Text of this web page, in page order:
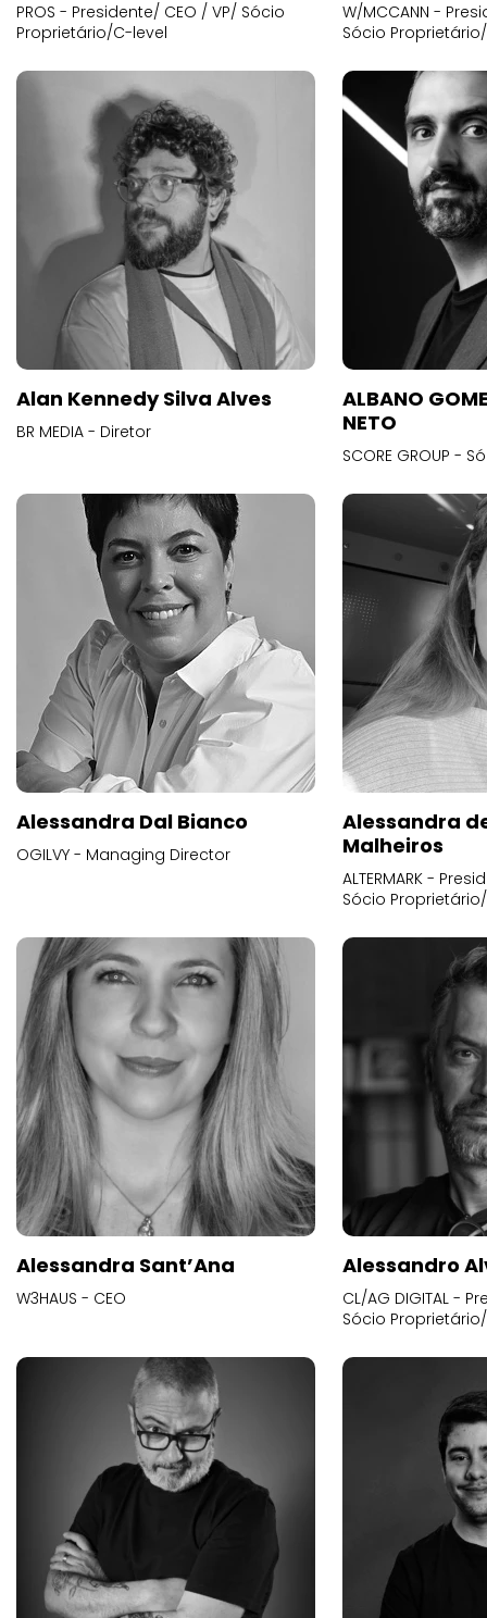
PROS - Presidente/ CEO / VP/ Sócio
Proprietário/C-level
W/MCCANN -
Sócio
Alan Kennedy Silva Alves
BR MEDIA - Diretor
ALBANO
NETO
SCORE GROUP -
Alessandra Dal Bianco
OGILVY - Managing Director
Alessandra
Malheiros
ALTERMARK -
Sócio
Alessandra Sant’Ana
W3HAUS - CEO
Alessandro
CL/AG DIGITAL -
Sócio